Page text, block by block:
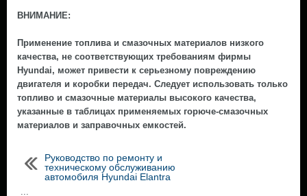
ВНИМАНИЕ:
Применение топлива и смазочных материалов низкого
качества, не соответствующих требованиям фирмы
Hyundai, может привести к серьезному повреждению
двигателя и коробки передач. Следует использовать только
топливо и смазочные материалы высокого качества,
указанные в таблицах применяемых горюче-смазочных
материалов и заправочных емкостей.
Руководство по ремонту и
техническому обслуживанию
автомобиля Hyundai Elantra
...